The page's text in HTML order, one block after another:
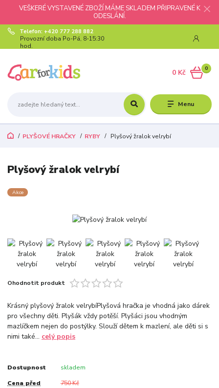
VEŠKERÉ VYSTAVENÉ ZBOŽÍ MÁME SKLADEM PŘIPRAVENÉ K
ODESLÁNÍ.
Menu
Telefon: +420 777 288 882
Provozní doba Po-Pá, 8-15:30
hod.
0
0 Kč
PLYŠOVÉ HRAČKY RYBY Plyšový žralok velrybí
Plyšový žralok velrybí
Akce
Ohodnotit produkt
Krásný plyšový žralok velrybíPlyšová hračka je vhodná jako dárek
pro všechny děti. Plyšák vždy potěší. Plyšáci jsou vhodným
mazlíčkem nejen do postýlky. Slouží dětem k mazlení, ale děti si s
nimi také... celý popis
Dostupnost skladem
Cena před
750 Kč